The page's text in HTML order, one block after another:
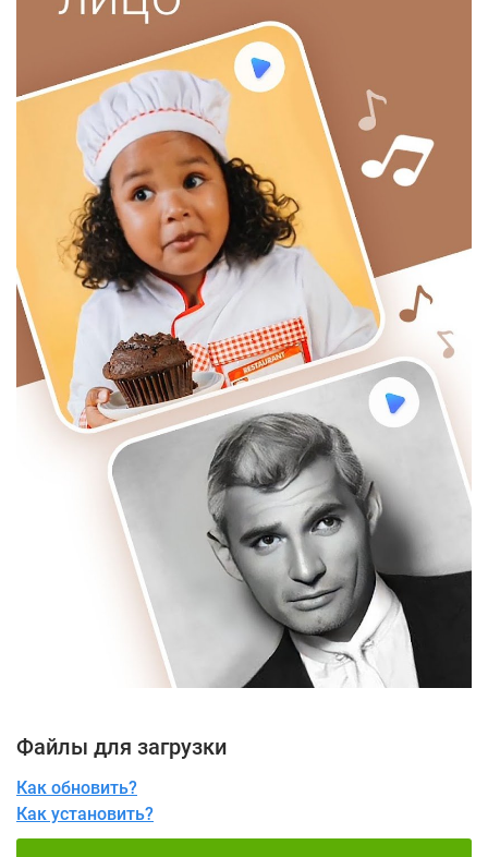
Файлы для загрузки
Как обновить?
Как установить?